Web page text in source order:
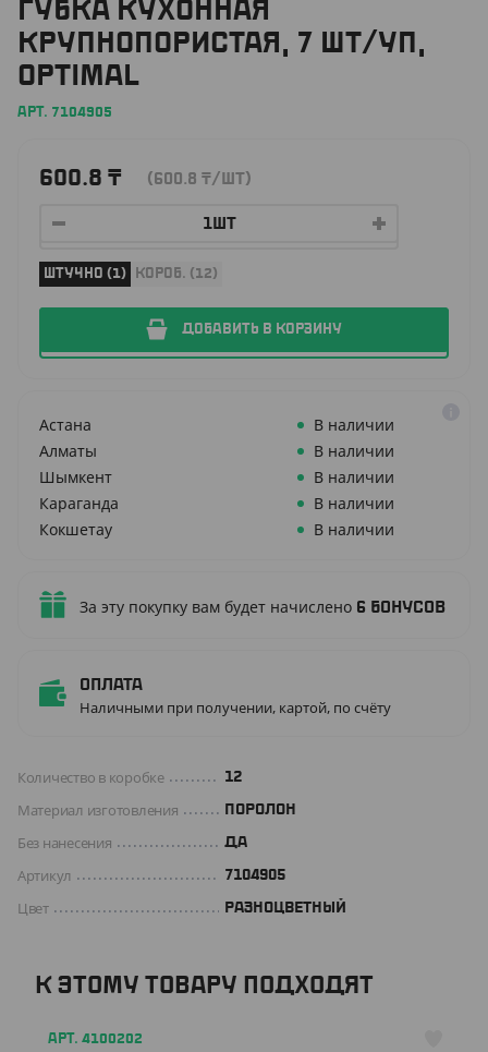
ГУБКА КУХОННАЯ
КРУПНОПОРИСТАЯ, 7 ШТ/УП,
OPTIMAL
АРТ. 7104905
600.8 ₸ (600.8 ₸/ШТ)
ШТУЧНО (1) КОРОБ. (12)
ДОБАВИТЬ В КОРЗИНУ
Астана
В наличии
Алматы
В наличии
Шымкент
В наличии
Караганда
В наличии
Кокшетау
В наличии
За эту покупку вам будет начислено 6 бонусов
Оплата
Наличными при получении, картой, по счёту
Количество в коробке 12
Материал изготовления ПОРОЛОН
Без нанесения ДА
Артикул 7104905
Цвет РАЗНОЦВЕТНЫЙ
К ЭТОМУ ТОВАРУ ПОДХОДЯТ
АРТ. 4100202